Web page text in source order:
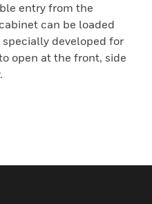
entry from the
can be loaded
developed for
open at the front, side